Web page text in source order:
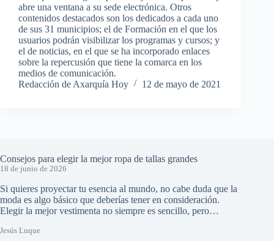
abre una ventana a su sede electrónica. Otros
contenidos destacados son los dedicados a cada uno
de sus 31 municipios; el de Formación en el que los
usuarios podrán visibilizar los programas y cursos; y
el de noticias, en el que se ha incorporado enlaces
sobre la repercusión que tiene la comarca en los
medios de comunicación.
Redacción de Axarquía Hoy
12 de mayo de 2021
Consejos para elegir la mejor ropa de tallas grandes
18 de junio de 2026
Si quieres proyectar tu esencia al mundo, no cabe duda que la
moda es algo básico que deberías tener en consideración.
Elegir la mejor vestimenta no siempre es sencillo, pero…
Jesús Luque